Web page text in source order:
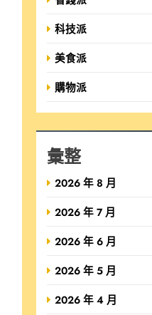
科技派
美食派
購物派
彙整
2026 年 8 月
2026 年 7 月
2026 年 6 月
2026 年 5 月
2026 年 4 月